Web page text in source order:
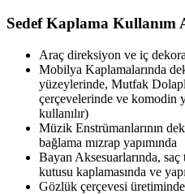
Sedef Kaplama Kullanım
Araç direksiyon ve iç
Mobilya Kaplamalarında
yüzeylerinde, Mutfak
çerçevelerinde ve komodin
kullanılır)
Müzik Enstrümanlarının
bağlama mızrap yapımında
Bayan Aksesuarlarında, saç
kutusu kaplamasında ve
Gözlük çerçevesi üretiminde